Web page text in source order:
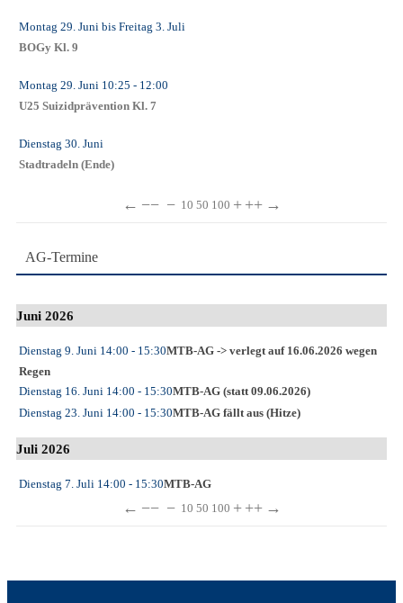
Montag 29. Juni bis Freitag 3. Juli
BOGy Kl. 9
Montag 29. Juni 10:25 - 12:00
U25 Suizidprävention Kl. 7
Dienstag 30. Juni
Stadtradeln (Ende)
← −− − 10 50 100 + ++ →
AG-Termine
Juni 2026
Dienstag 9. Juni 14:00 - 15:30MTB-AG -> verlegt auf 16.06.2026 wegen
Regen
Dienstag 16. Juni 14:00 - 15:30MTB-AG (statt 09.06.2026)
Dienstag 23. Juni 14:00 - 15:30MTB-AG fällt aus (Hitze)
Juli 2026
Dienstag 7. Juli 14:00 - 15:30MTB-AG
← −− − 10 50 100 + ++ →